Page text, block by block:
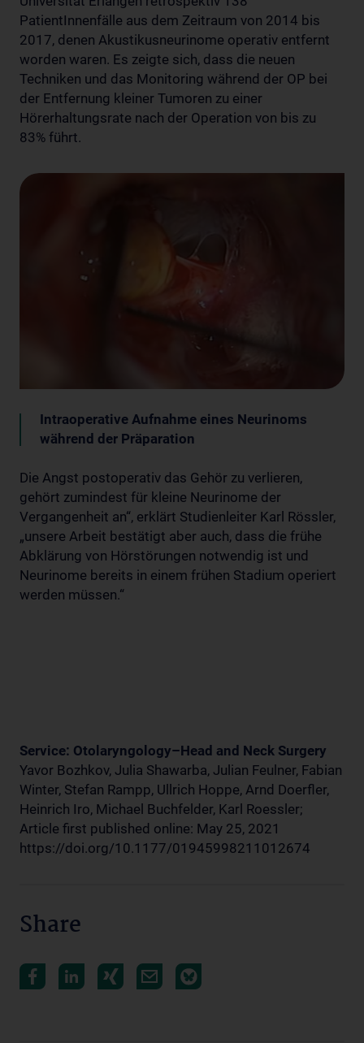
PatientInnenfälle aus dem Zeitraum von 2014 bis
2017, denen Akustikusneurinome operativ entfernt
worden waren. Es zeigte sich, dass die neuen
Techniken und das Monitoring während der OP bei
der Entfernung kleiner Tumoren zu einer
Hörerhaltungsrate nach der Operation von bis zu
83% führt.
Intraoperative Aufnahme eines Neurinoms
während der Präparation
Die Angst postoperativ das Gehör zu verlieren,
gehört zumindest für kleine Neurinome der
Vergangenheit an“, erklärt Studienleiter Karl Rössler,
„unsere Arbeit bestätigt aber auch, dass die frühe
Abklärung von Hörstörungen notwendig ist und
Neurinome bereits in einem frühen Stadium operiert
werden müssen.“
Service: Otolaryngology–Head and Neck Surgery
Yavor Bozhkov, Julia Shawarba, Julian Feulner, Fabian
Winter, Stefan Rampp, Ullrich Hoppe, Arnd Doerfler,
Heinrich Iro, Michael Buchfelder, Karl Roessler;
Article first published online: May 25, 2021
https://doi.org/10.1177/01945998211012674
Share